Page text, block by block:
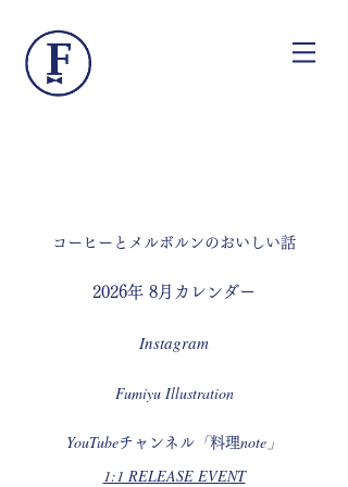
​コーヒーとメルボルンのおいしい話
​2026年 8月カレンダー
Instagram
Fumiyu Illustration
YouTubeチャンネル 「料理note」
1:1 RELEASE EVENT